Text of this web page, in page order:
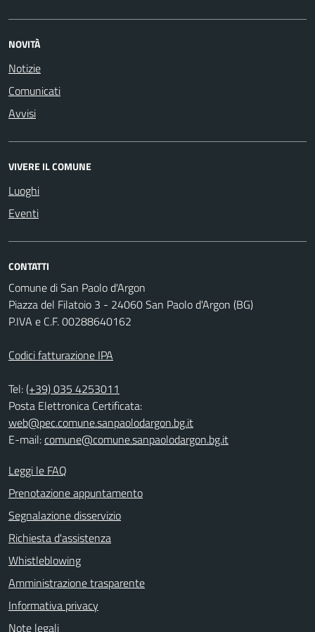
NOVITÀ
Notizie
Comunicati
Avvisi
VIVERE IL COMUNE
Luoghi
Eventi
CONTATTI
Comune di San Paolo d'Argon
Piazza del Filatoio 3 - 24060 San Paolo d'Argon (BG)
P.IVA e C.F. 00288640162
Codici fatturazione IPA
Tel:(+39) 035 4253011
Posta Elettronica Certificata:
web@pec.comune.sanpaolodargon.bg.it
E-mail:comune@comune.sanpaolodargon.bg.it
Leggi le FAQ
Prenotazione appuntamento
Segnalazione disservizio
Richiesta d'assistenza
Whistleblowing
Amministrazione trasparente
Informativa privacy
Note legali